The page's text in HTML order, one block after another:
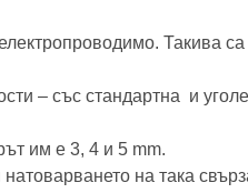
Такива
– със стандартна и
им е 3, 4 и 5 mm.
на така